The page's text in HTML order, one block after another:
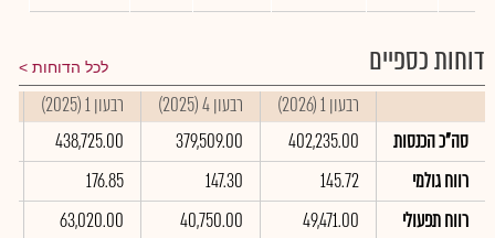
דוחות כספיים לכל הדוחות
רבעון 1 (2026) רבעון 4 (2025) רבעון 1 (2025)
סה"כ הכנסות
402,235.00
379,509.00
438,725.00
רווח גולמי
145.72
147.30
176.85
רווח תפעולי
49,471.00
40,750.00
63,020.00